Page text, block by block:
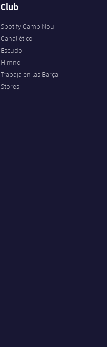
Club
Spotify Camp Nou
Canal ético
Escudo
Himno
Trabaja en las Barça
Stores